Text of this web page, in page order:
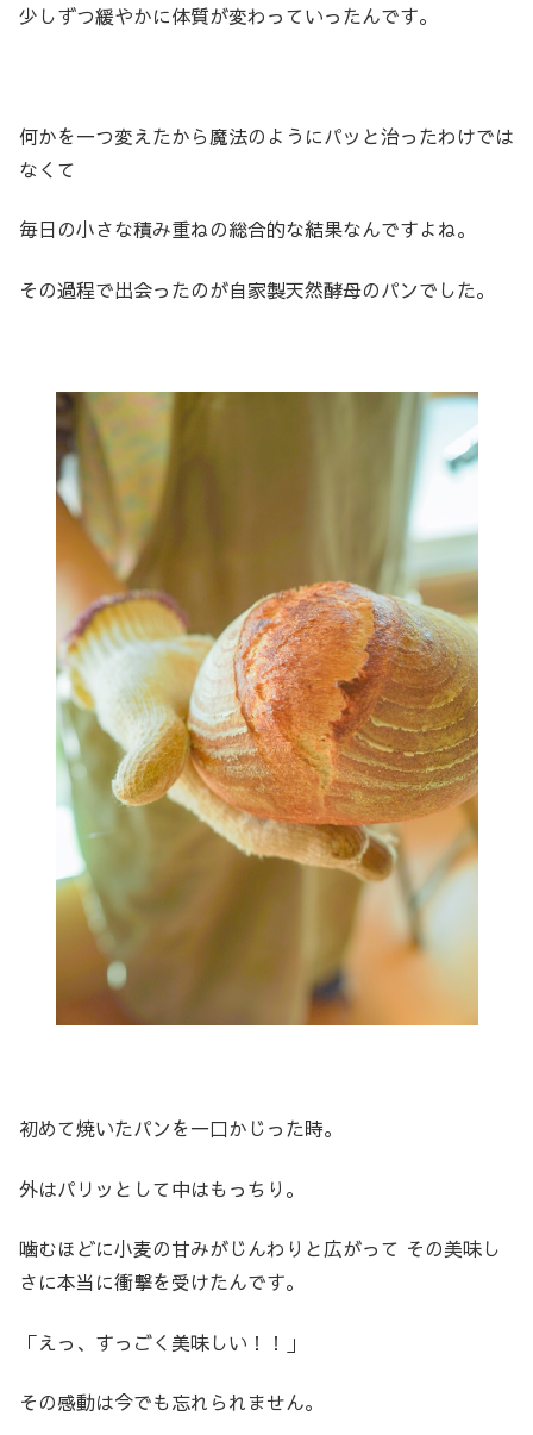
少しずつ緩やかに体質が変わっていったんです。
何かを一つ変えたから魔法のようにパッと治ったわけでは
なくて
毎日の小さな積み重ねの総合的な結果なんですよね。
その過程で出会ったのが自家製天然酵母のパンでした。
初めて焼いたパンを一口かじった時。
外はパリッとして中はもっちり。
噛むほどに小麦の甘みがじんわりと広がって その美味し
さに本当に衝撃を受けたんです。
「えっ、すっごく美味しい！！」
その感動は今でも忘れられません。